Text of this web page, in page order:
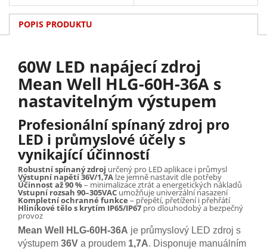
POPIS PRODUKTU
60W LED napájecí zdroj
Mean Well HLG-60H-36A s
nastavitelným výstupem
Profesionální spínaný zdroj pro
LED i průmyslové účely s
vynikající účinností
Robustní spínaný zdroj určený pro LED aplikace i průmysl
Výstupní napětí 36V/1,7A lze jemně nastavit dle potřeby
Účinnost až 90 %– minimalizace ztrát a energetických nákladů
Vstupní rozsah 90–305VAC umožňuje univerzální nasazení
Kompletní ochranné funkce – přepětí, přetížení i přehřátí
Hliníkové tělo s krytím IP65/IP67 pro dlouhodobý a bezpečný
provoz
Mean Well HLG-60H-36A je průmyslový LED zdroj s
výstupem 36V a proudem 1,7A. Disponuje manuálním